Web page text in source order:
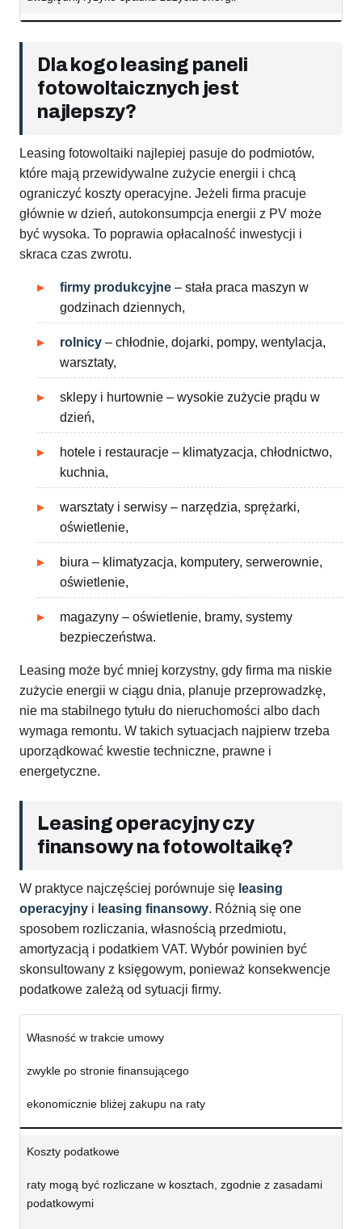
Dla kogo leasing paneli
fotowoltaicznych jest
najlepszy?
Leasing fotowoltaiki najlepiej pasuje do podmiotów,
które mają przewidywalne zużycie energii i chcą
ograniczyć koszty operacyjne. Jeżeli firma pracuje
głównie w dzień, autokonsumpcja energii z PV może
być wysoka. To poprawia opłacalność inwestycji i
skraca czas zwrotu.
firmy produkcyjne – stała praca maszyn w
godzinach dziennych,
rolnicy – chłodnie, dojarki, pompy, wentylacja,
warsztaty,
sklepy i hurtownie – wysokie zużycie prądu w
dzień,
hotele i restauracje – klimatyzacja, chłodnictwo,
kuchnia,
warsztaty i serwisy – narzędzia, sprężarki,
oświetlenie,
biura – klimatyzacja, komputery, serwerownie,
oświetlenie,
magazyny – oświetlenie, bramy, systemy
bezpieczeństwa.
Leasing może być mniej korzystny, gdy firma ma niskie
zużycie energii w ciągu dnia, planuje przeprowadzkę,
nie ma stabilnego tytułu do nieruchomości albo dach
wymaga remontu. W takich sytuacjach najpierw trzeba
uporządkować kwestie techniczne, prawne i
energetyczne.
Leasing operacyjny czy
finansowy na fotowoltaikę?
W praktyce najczęściej porównuje się leasing
operacyjny i leasing finansowy. Różnią się one
sposobem rozliczania, własnością przedmiotu,
amortyzacją i podatkiem VAT. Wybór powinien być
skonsultowany z księgowym, ponieważ konsekwencje
podatkowe zależą od sytuacji firmy.
Własność w trakcie umowy
zwykle po stronie finansującego
ekonomicznie bliżej zakupu na raty
Koszty podatkowe
raty mogą być rozliczane w kosztach, zgodnie z zasadami
podatkowymi